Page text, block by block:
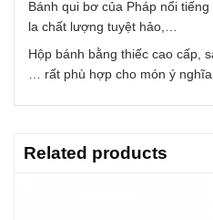
Bánh qui bơ của Pháp nổi
la chất lượng tuyệt hảo,…
Hộp bánh bằng thiếc cao cấp,
… rất phù hợp cho món ý
Related products